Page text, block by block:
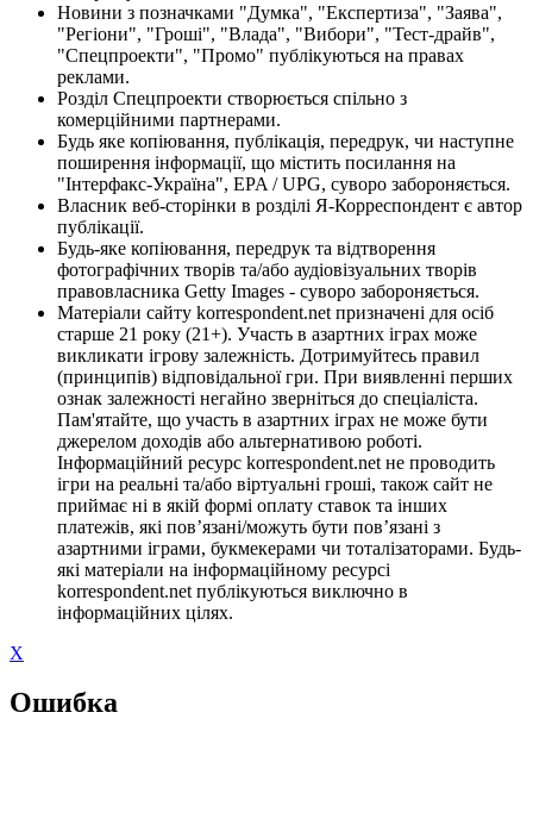
Новини з позначками "Думка", "Експертиза", "Заява",
"Регіони", "Гроші", "Влада", "Вибори", "Тест-драйв",
"Спецпроекти", "Промо" публікуються на правах
реклами.
Розділ Спецпроекти створюється спільно з
комерційними партнерами.
Будь яке копіювання, публікація, передрук, чи наступне
поширення інформації, що містить посилання на
"Інтерфакс-Україна", EPA / UPG, суворо забороняється.
Власник веб-сторінки в розділі Я-Корреспондент є автор
публікації.
Будь-яке копіювання, передрук та відтворення
фотографічних творів та/або аудіовізуальних творів
правовласника Getty Images - суворо забороняється.
Матеріали сайту korrespondent.net призначені для осіб
старше 21 року (21+). Участь в азартних іграх може
викликати ігрову залежність. Дотримуйтесь правил
(принципів) відповідальної гри. При виявленні перших
ознак залежності негайно зверніться до спеціаліста.
Пам'ятайте, що участь в азартних іграх не може бути
джерелом доходів або альтернативою роботі.
Інформаційний ресурс korrespondent.net не проводить
ігри на реальні та/або віртуальні гроші, також сайт не
приймає ні в якій формі оплату ставок та інших
платежів, які пов’язані/можуть бути пов’язані з
азартними іграми, букмекерами чи тоталізаторами. Будь-
які матеріали на інформаційному ресурсі
korrespondent.net публікуються виключно в
інформаційних цілях.
X
Ошибка